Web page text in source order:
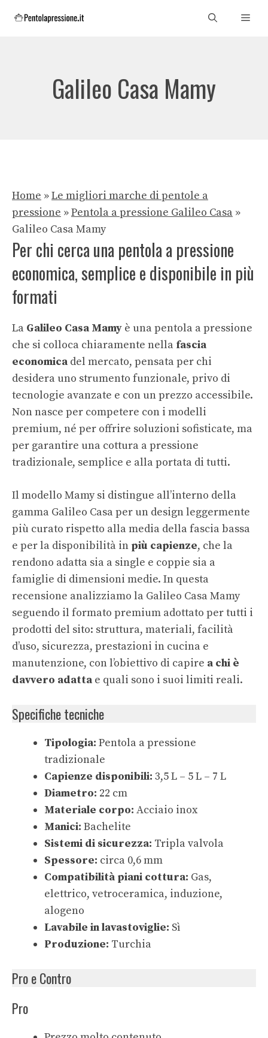
Galileo Casa Mamy
Home »Le migliori marche di pentole a
pressione »Pentola a pressione Galileo Casa »
Galileo Casa Mamy
Per chi cerca una pentola a pressione
economica, semplice e disponibile in più
formati
La Galileo Casa Mamy è una pentola a pressione
che si colloca chiaramente nella fascia
economica del mercato, pensata per chi
desidera uno strumento funzionale, privo di
tecnologie avanzate e con un prezzo accessibile.
Non nasce per competere con i modelli
premium, né per offrire soluzioni sofisticate, ma
per garantire una cottura a pressione
tradizionale, semplice e alla portata di tutti.
Il modello Mamy si distingue all’interno della
gamma Galileo Casa per un design leggermente
più curato rispetto alla media della fascia bassa
e per la disponibilità in più capienze, che la
rendono adatta sia a single e coppie sia a
famiglie di dimensioni medie. In questa
recensione analizziamo la Galileo Casa Mamy
seguendo il formato premium adottato per tutti i
prodotti del sito: struttura, materiali, facilità
d’uso, sicurezza, prestazioni in cucina e
manutenzione, con l’obiettivo di capire a chi è
davvero adatta e quali sono i suoi limiti reali.
Specifiche tecniche
Tipologia: Pentola a pressione
tradizionale
Capienze disponibili: 3,5 L – 5 L – 7 L
Diametro: 22 cm
Materiale corpo: Acciaio inox
Manici: Bachelite
Sistemi di sicurezza: Tripla valvola
Spessore: circa 0,6 mm
Compatibilità piani cottura: Gas,
elettrico, vetroceramica, induzione,
alogeno
Lavabile in lavastoviglie: Sì
Produzione: Turchia
Pro e Contro
Pro